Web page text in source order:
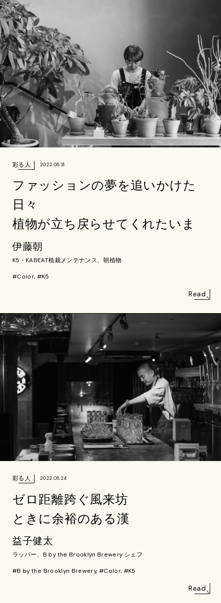
彩る人 2022.05.31
ファッションの夢を追いかけた
日々
植物が立ち戻らせてくれたいま
伊藤朝
K5・KABEAT植栽メンテナンス、朝植物
#Color, #K5
Read
彩る人 2022.05.24
ゼロ距離跨ぐ風来坊
ときに余裕のある漢
益子健太
ラッパー、B by the Brooklyn Brewery シェフ
#B by the Brooklyn Brewery, #Color, #K5
Read